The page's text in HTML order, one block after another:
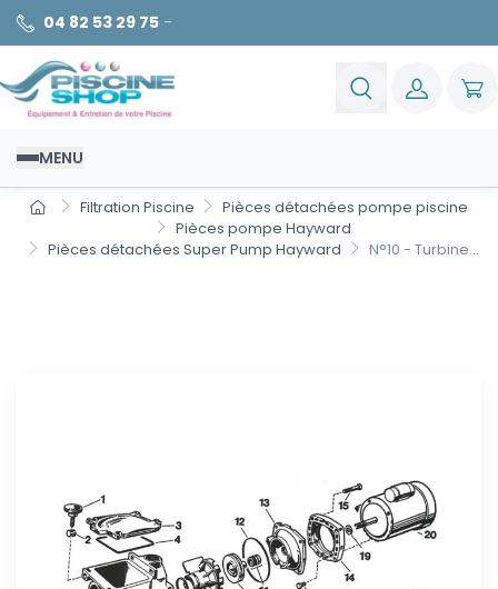
04 82 53 29 75 -
MENU
Filtration Piscine
Pièces détachées pompe piscine
Pièces pompe Hayward
Pièces détachées Super Pump Hayward
N°10 - Turbine...